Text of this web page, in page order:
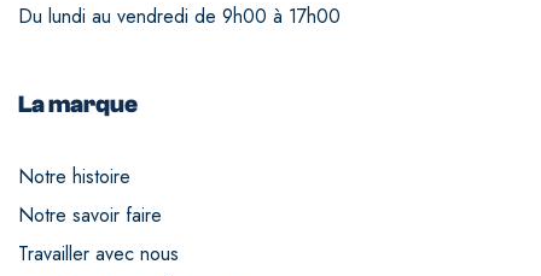
Du lundi au vendredi de 9h00 à 17h00
La marque
Notre histoire
Notre savoir faire
Travailler avec nous